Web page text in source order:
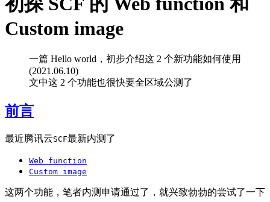
Custom image
一篇 Hello world，初步介绍这 2 个新功能如何使用
(2021.06.10)
文中这 2 个功能也很快要全区域公测了
前言
最近腾讯云SCF最新内测了
Web function
Custom image
这两个功能，笔者内测申请通过了，就兴致勃勃的尝试了一下